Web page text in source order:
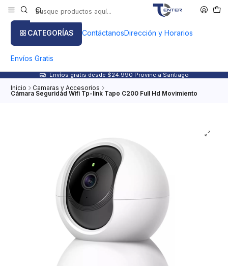
CATEGORÍAS ContáctanosDirección y Horarios
Envíos Gratis
Envíos gratis desde $24.990 Provincia Santiago
Inicio Camaras y Accesorios
Cámara Seguridad Wifi Tp-link Tapo C200 Full Hd Movimiento